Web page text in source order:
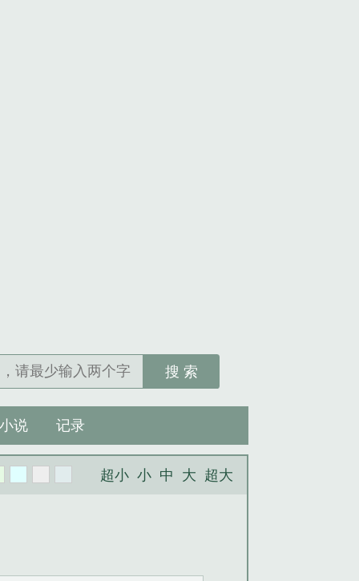
搜 索
说 记录
超小 小 中 大 超大